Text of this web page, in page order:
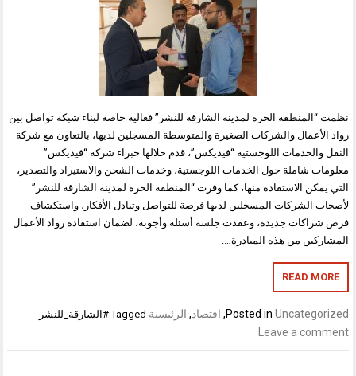
نظمت “المنطقة الحرة لمدينة الشارقة للنشر” فعالية خاصة لبناء شبكة تواصل بين
رواد الأعمال والشركات الصغيرة والمتوسطة المسجلين لديها، بالتعاون مع شركة
النقل والخدمات اللوجستية “فيديكس”، قدم خلالها خبراء شركة “فيديكس”
معلومات شاملة حول الخدمات اللوجستية، وخدمات الشحن والاستيراد والتصدير،
التي يمكن الاستفادة منها، كما وفرت “المنطقة الحرة لمدينة الشارقة للنشر”
لأصحاب الشركات المسجلين لديها فرصة للتواصل وتبادل الأفكار، واستكشاف
فرص شراكات جديدة، وعقدت جلسة أسئلة وأجوبة، لضمان استفادة رواد الأعمال
المشاركين من هذه المبادرة….
READ MORE
Posted in Uncategorized
, اقتصاد, الرئيسية Tagged #الشارقة_للنشر
Leave a comment